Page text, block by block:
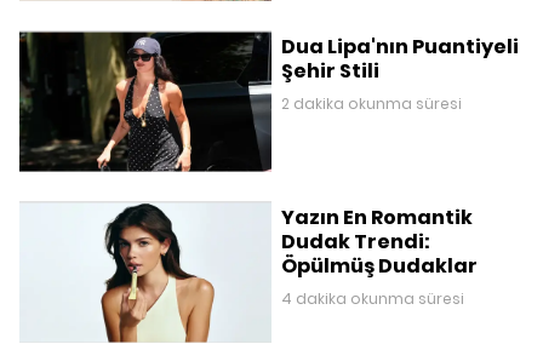
Dua Lipa'nın Puantiyeli
Şehir Stili
2 dakika okunma süresi
Yazın En Romantik
Dudak Trendi:
Öpülmüş Dudaklar
4 dakika okunma süresi